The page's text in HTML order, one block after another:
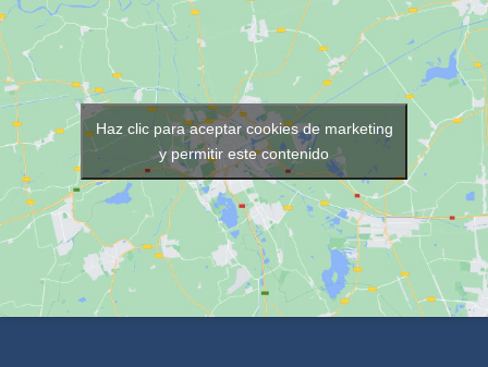
Haz clic para aceptar cookies de marketing
y permitir este contenido